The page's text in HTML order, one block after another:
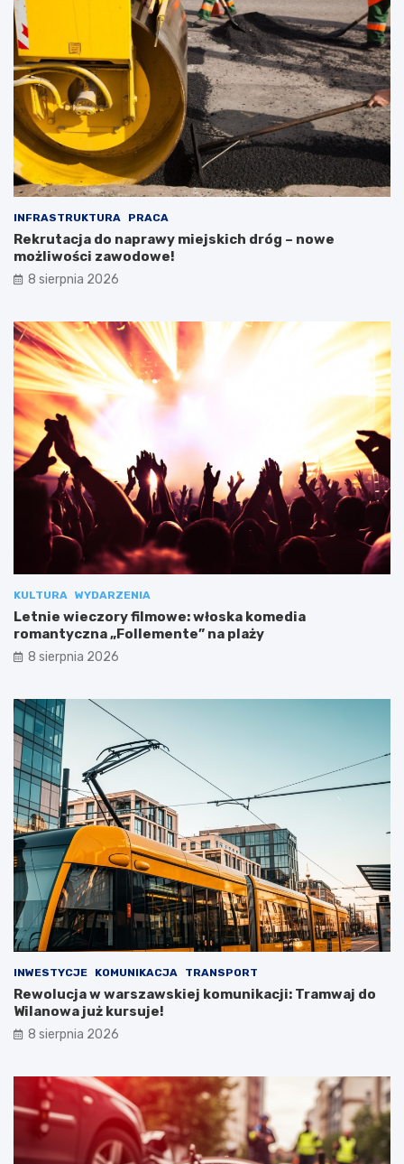
INFRASTRUKTURA PRACA
Rekrutacja do naprawy miejskich dróg – nowe
możliwości zawodowe!
8 sierpnia 2026
KULTURA WYDARZENIA
Letnie wieczory filmowe: włoska komedia
romantyczna „Follemente” na plaży
8 sierpnia 2026
INWESTYCJE KOMUNIKACJA TRANSPORT
Rewolucja w warszawskiej komunikacji: Tramwaj do
Wilanowa już kursuje!
8 sierpnia 2026